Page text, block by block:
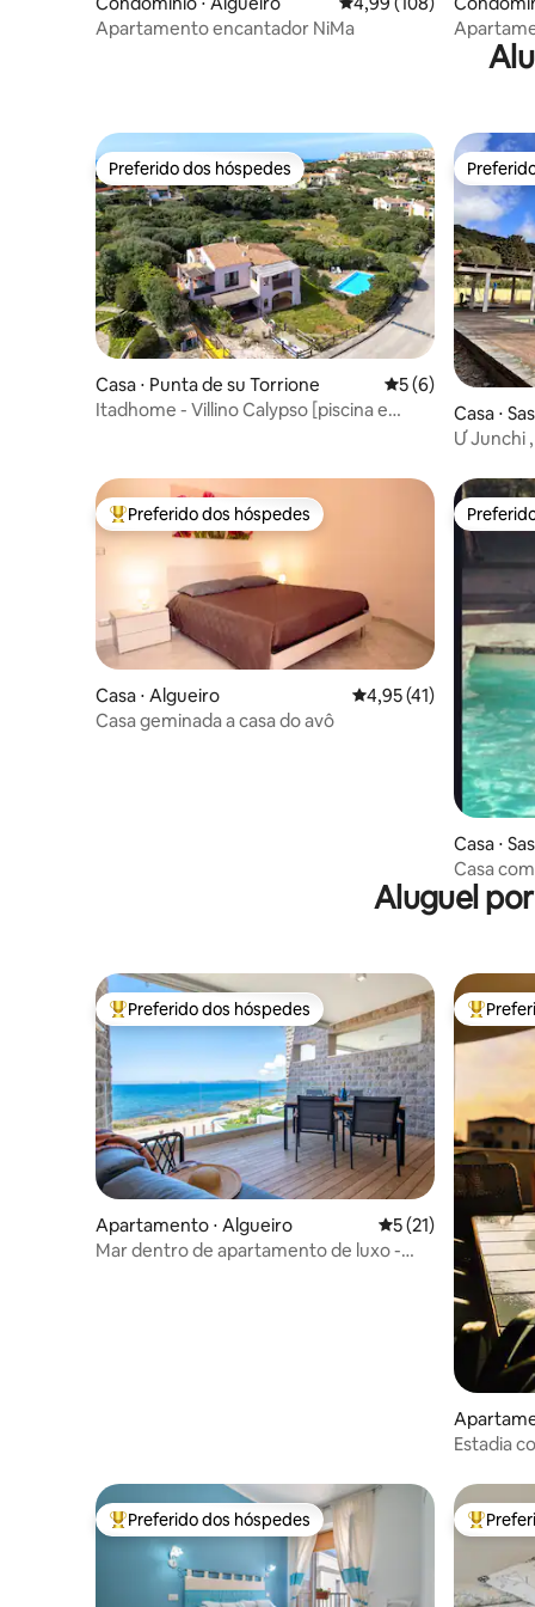
Apartamento encantador NiMa
praia
Preferido dos hóspedes
Preferido dos hóspedes
Casa ⋅ Punta de su Torrione 5 de uma
5 (6)
Itadhome - Villino Calypso [piscina e
Casa ⋅
Ư Junchi
Entre os melhores preferidos dos hóspedes
Preferido dos hóspedes
Casa ⋅ Algueiro 4,95 de uma
4,95 (41)
Casa geminada a casa do avô
Casa ⋅
Casa
Aluguel
Entre os melhores preferidos dos hóspedes
Preferido dos hóspedes
Apartamento ⋅ Algueiro 5 de uma
5 (21)
Mar dentro de apartamento de luxo -
Entre
Estadia
Entre os melhores preferidos dos hóspedes
Preferido dos hóspedes Entre